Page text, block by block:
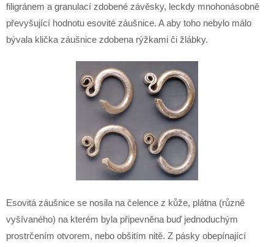
filigránem a granulací zdobené závěsky, leckdy mnohonásobně
převyšující hodnotu esovité záušnice. A aby toho nebylo málo
bývala klička záušnice zdobena rýžkami či žlábky.
Esovitá záušnice se nosila na čelence z kůže, plátna (různě
vyšívaného) na kterém byla připevněna buď jednoduchým
prostrčením otvorem, nebo obšitím nitě. Z pásky obepínající